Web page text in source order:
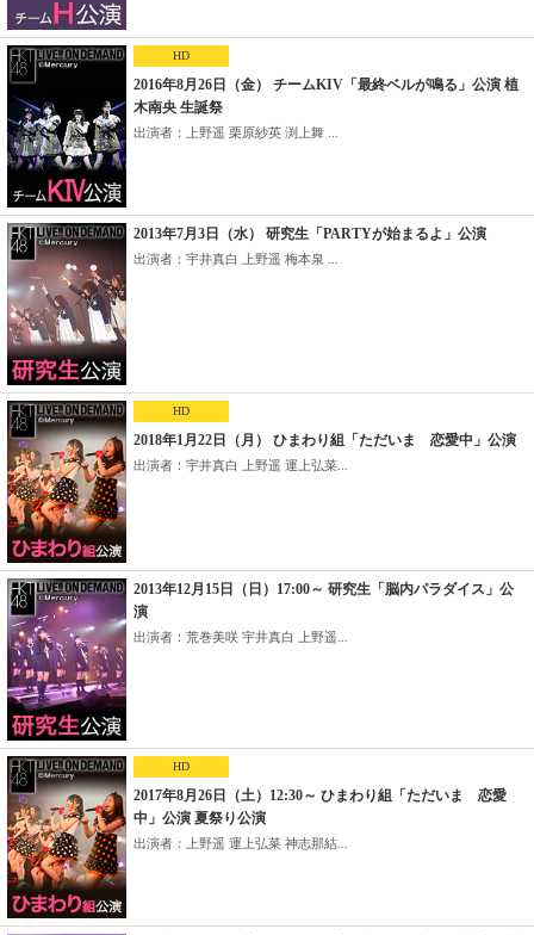
HD
2016年8月26日（金） チームKIV「最終ベルが鳴る」公演 植
木南央 生誕祭
出演者：上野遥 栗原紗英 渕上舞 ...
2013年7月3日（水） 研究生「PARTYが始まるよ」公演
出演者：宇井真白 上野遥 梅本泉 ...
HD
2018年1月22日（月） ひまわり組「ただいま 恋愛中」公演
出演者：宇井真白 上野遥 運上弘菜...
2013年12月15日（日）17:00～ 研究生「脳内パラダイス」公
演
出演者：荒巻美咲 宇井真白 上野遥...
HD
2017年8月26日（土）12:30～ ひまわり組「ただいま 恋愛
中」公演 夏祭り公演
出演者：上野遥 運上弘菜 神志那結...